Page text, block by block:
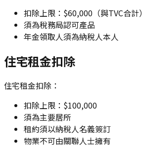
扣除上限：$60,000（與TVC合計）
須為稅務局認可產品
年金領取人須為納稅人本人
住宅租金扣除
住宅租金扣除：
扣除上限：$100,000
須為主要居所
租約須以納稅人名義簽訂
物業不可由關聯人士擁有